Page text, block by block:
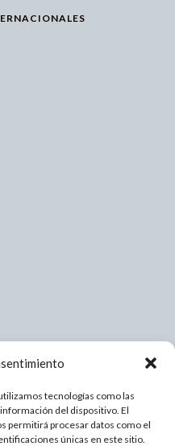
tecnologías como las
del dispositivo. El
permitirá procesar datos como el
únicas en este sitio.